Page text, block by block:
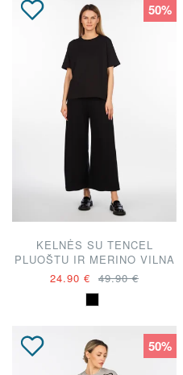
50%
KELNĖS SU TENCEL
PLUOŠTU IR MERINO VILNA
24.90 € 49.90 €
50%